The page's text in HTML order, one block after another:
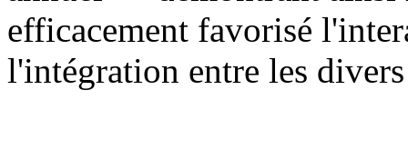
efficacement favorisé
l'intégration entre les